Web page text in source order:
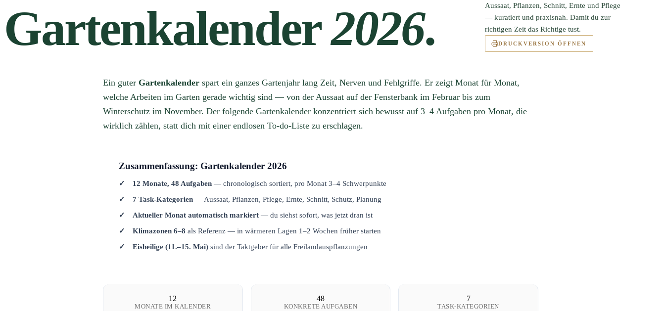
Gartenkalender2026.
Aussaat, Pflanzen, Schnitt, Ernte und Pflege
— kuratiert und praxisnah. Damit du zur
richtigen Zeit das Richtige tust.
DRUCKVERSION ÖFFNEN
Ein guter Gartenkalender spart ein ganzes Gartenjahr lang Zeit, Nerven und Fehlgriffe. Er zeigt Monat für Monat,
welche Arbeiten im Garten gerade wichtig sind — von der Aussaat auf der Fensterbank im Februar bis zum
Winterschutz im November. Der folgende Gartenkalender konzentriert sich bewusst auf 3–4 Aufgaben pro Monat, die
wirklich zählen, statt dich mit einer endlosen To-do-Liste zu erschlagen.
Zusammenfassung: Gartenkalender 2026
12 Monate, 48 Aufgaben — chronologisch sortiert, pro Monat 3–4 Schwerpunkte
7 Task-Kategorien — Aussaat, Pflanzen, Pflege, Ernte, Schnitt, Schutz, Planung
Aktueller Monat automatisch markiert — du siehst sofort, was jetzt dran ist
Klimazonen 6–8 als Referenz — in wärmeren Lagen 1–2 Wochen früher starten
Eisheilige (11.–15. Mai) sind der Taktgeber für alle Freilandauspflanzungen
12
MONATE IM KALENDER
48
KONKRETE AUFGABEN
7
TASK-KATEGORIEN